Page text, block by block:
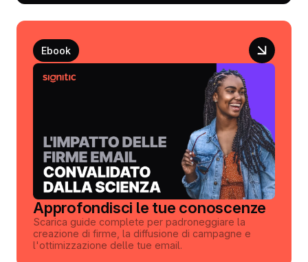
Ebook
Approfondisci le tue conoscenze
Scarica guide complete per padroneggiare la
creazione di firme, la diffusione di campagne e
l'ottimizzazione delle tue email.